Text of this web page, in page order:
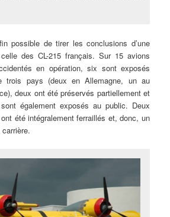
possible de tirer les conclusions d’une
des CL-215 français. Sur 15 avions
en opération, six sont exposés
trois pays (deux en Allemagne, un au
deux ont été préservés partiellement et
également exposés au public. Deux
été intégralement ferraillés et, donc, un